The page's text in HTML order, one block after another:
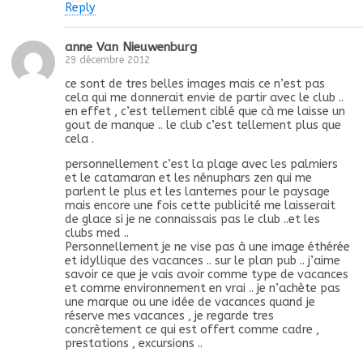
Reply
anne Van Nieuwenburg
29 décembre 2012
ce sont de tres belles images mais ce n’est pas
cela qui me donnerait envie de partir avec le club ..
en effet , c’est tellement ciblé que cà me laisse un
gout de manque .. le club c’est tellement plus que
cela .
personnellement c’est la plage avec les palmiers
et le catamaran et les nénuphars zen qui me
parlent le plus et les lanternes pour le paysage
mais encore une fois cette publicité me laisserait
de glace si je ne connaissais pas le club ..et les
clubs med ..
Personnellement je ne vise pas à une image éthérée
et idyllique des vacances .. sur le plan pub .. j’aime
savoir ce que je vais avoir comme type de vacances
et comme environnement en vrai .. je n’achète pas
une marque ou une idée de vacances quand je
réserve mes vacances , je regarde tres
concrètement ce qui est offert comme cadre ,
prestations , excursions ..